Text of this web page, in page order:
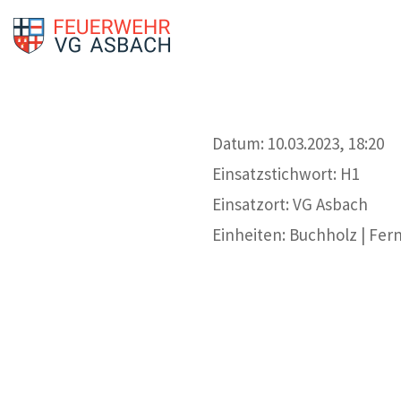
Datum: 10.03.2023, 18:20
Einsatzstichwort: H1
Einsatzort: VG Asbach
Einheiten: Buchholz |